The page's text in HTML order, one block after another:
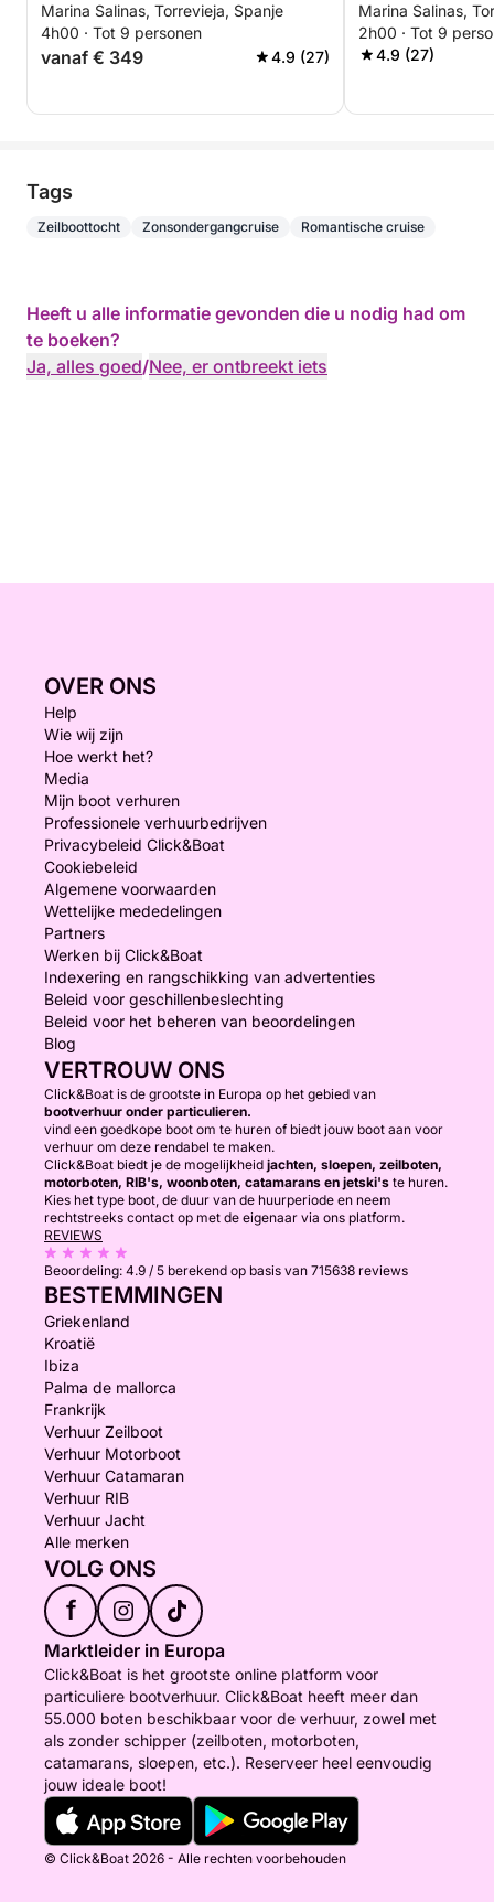
Cava - ALL-INCLUSIVE
Marina Salinas, Torrevieja, Spanje
4h00 · Tot 9 personen
vanaf € 349 4.9 (27)
of
INCLUSIVE
Marina Salinas,
2h00 · Tot 9
4.9 (27)
Tags
Zeilboottocht Zonsondergangcruise Romantische cruise
Heeft u alle informatie gevonden die u nodig had om
te boeken?
Ja, alles goed/Nee, er ontbreekt iets
OVER ONS
Help
Wie wij zijn
Hoe werkt het?
Media
Mijn boot verhuren
Professionele verhuurbedrijven
Privacybeleid Click&Boat
Cookiebeleid
Algemene voorwaarden
Wettelijke mededelingen
Partners
Werken bij Click&Boat
Indexering en rangschikking van advertenties
Beleid voor geschillenbeslechting
Beleid voor het beheren van beoordelingen
Blog
VERTROUW ONS
Click&Boat is de grootste in Europa op het gebied van
bootverhuur onder particulieren.
vind een goedkope boot om te huren of biedt jouw boot aan voor
verhuur om deze rendabel te maken.
Click&Boat biedt je de mogelijkheid jachten, sloepen, zeilboten,
motorboten, RIB's, woonboten, catamarans en jetski's te huren.
Kies het type boot, de duur van de huurperiode en neem
rechtstreeks contact op met de eigenaar via ons platform.
REVIEWS
Beoordeling: 4.9 / 5 berekend op basis van 715638 reviews
BESTEMMINGEN
Griekenland
Kroatië
Ibiza
Palma de mallorca
Frankrijk
Verhuur Zeilboot
Verhuur Motorboot
Verhuur Catamaran
Verhuur RIB
Verhuur Jacht
Alle merken
VOLG ONS
f
Marktleider in Europa
Click&Boat is het grootste online platform voor
particuliere bootverhuur. Click&Boat heeft meer dan
55.000 boten beschikbaar voor de verhuur, zowel met
als zonder schipper (zeilboten, motorboten,
catamarans, sloepen, etc.). Reserveer heel eenvoudig
jouw ideale boot!
© Click&Boat 2026 - Alle rechten voorbehouden